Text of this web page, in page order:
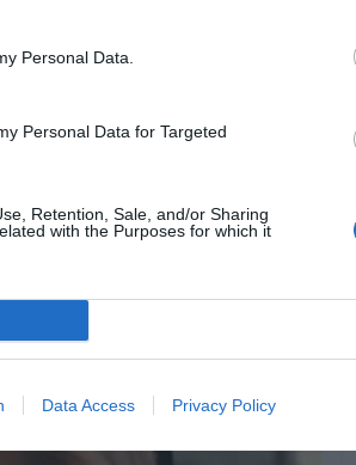
Personal Data.
Personal Data for Targeted
Retention, Sale, and/or Sharing
with the Purposes for which it
Data Access Privacy Policy
SCORSESE